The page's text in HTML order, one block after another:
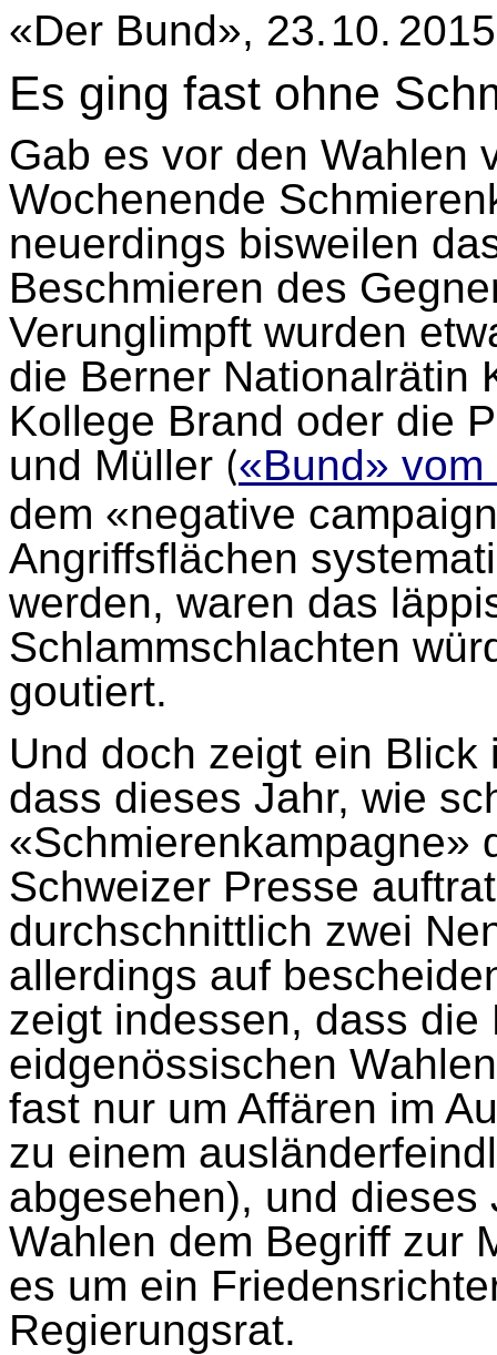
«Der Bund», 23. 10. 2015
Es ging fast ohne
Gab es vor den Wahlen
Wochenende
neuerdings bisweilen
Beschmieren des
Verunglimpft wurden
die Berner Nationalrätin
Kollege Brand oder die
und Müller («Bund» vom
dem «negative
Angriffsflächen
werden, waren das
Schlammschlachten
goutiert.
Und doch zeigt ein
dass dieses Jahr, wie
«Schmierenkampagne»
Schweizer Presse
durchschnittlich zwei
allerdings auf
zeigt indessen, dass
eidgenössischen
fast nur um Affären im
zu einem
abgesehen), und
Wahlen dem Begriff zur
es um ein
Regierungsrat.